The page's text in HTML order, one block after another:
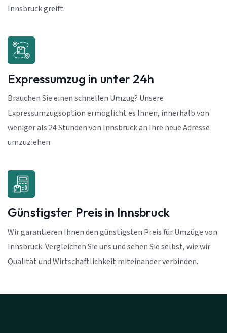
Innsbruck greift.
Expressumzug in unter 24h
Brauchen Sie einen schnellen Umzug? Unsere
Expressumzugsoption ermöglicht es Ihnen, innerhalb von
weniger als 24 Stunden von Innsbruck an Ihre neue Adresse
umzuziehen.
Günstigster Preis in Innsbruck
Wir garantieren Ihnen den günstigsten Preis für Umzüge von
Innsbruck. Vergleichen Sie uns und sehen Sie selbst, wie wir
Qualität und Wirtschaftlichkeit miteinander verbinden.